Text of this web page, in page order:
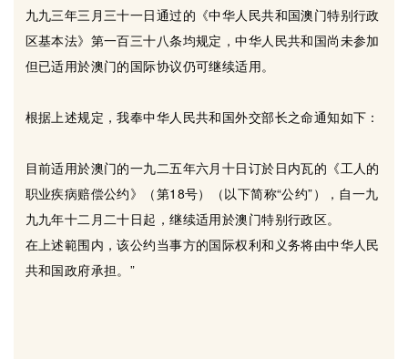
九九三年三月三十一日通过的《中华人民共和国澳门特别行政
区基本法》第一百三十八条均规定，中华人民共和国尚未参加
但已适用於澳门的国际协议仍可继续适用。
根据上述规定，我奉中华人民共和国外交部长之命通知如下：
目前适用於澳门的一九二五年六月十日订於日内瓦的《工人的
职业疾病赔偿公约》（第18号）（以下简称“公约”），自一九
九九年十二月二十日起，继续适用於澳门特别行政区。
在上述範围内，该公约当事方的国际权利和义务将由中华人民
共和国政府承担。”